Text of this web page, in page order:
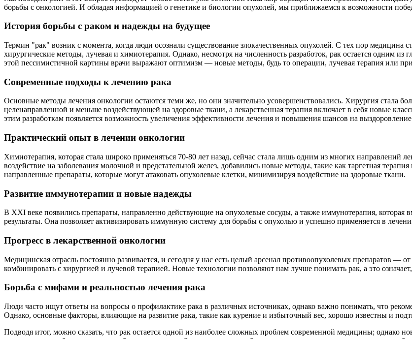
борьбы с онкологией. И обладая информацией о генетике и биологии опухолей, мы приближаемся к возможности
История борьбы с раком и надежды на будущее
Термин "рак" возник с момента, когда люди осознали существование злокачественных опухолей. С тех пор медицина
хирургические методы, лучевая и химиотерапия. Однако, несмотря на численность разработок, рак остается одним
этой пессимистичной картины врачи выражают оптимизм — новые методы, будь то операции, лучевая терапия или
Современные подходы к лечению рака
Основные методы лечения онкологии остаются теми же, но они значительно усовершенствовались. Хирургия стала
целенаправленной и меньше воздействующей на здоровые ткани, а лекарственная терапия включает в себя новые
этим разработкам появляется возможность увеличения эффективности лечения и повышения шансов на
Практический опыт в лечении онкологии
Химиотерапия, которая стала широко применяться 70-80 лет назад, сейчас стала лишь одним из многих направлений
воздействие на заболевания молочной и предстательной желез, добавились новые методы, такие как таргетная
направленные препараты, которые могут атаковать опухолевые клетки, минимизируя воздействие на здоровые ткани.
Развитие иммунотерапии и новые надежды
В XXI веке появились препараты, направленно действующие на опухолевые сосуды, а также иммунотерапия, которая
результаты. Она позволяет активизировать иммунную систему для борьбы с опухолью и успешно применяется в
Прогресс в лекарственной онкологии
Медицинская отрасль постоянно развивается, и сегодня у нас есть целый арсенал противоопухолевых препаратов
комбинировать с хирургией и лучевой терапией. Новые технологии позволяют нам лучше понимать рак, а это
Борьба с мифами и реальностью лечения рака
Люди часто ищут ответы на вопросы о профилактике рака в различных источниках, однако важно понимать, что
Однако, основные факторы, влияющие на развитие рака, такие как курение и избыточный вес, хорошо известны и
Подводя итог, можно сказать, что рак остается одной из наиболее сложных проблем современной медицины; однако